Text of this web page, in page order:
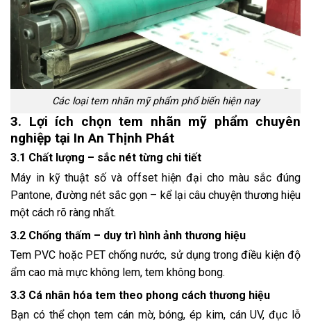
Các loại tem nhãn mỹ phẩm phổ biến hiện nay
3. Lợi ích chọn tem nhãn mỹ phẩm chuyên
nghiệp tại In An Thịnh Phát
3.1 Chất lượng – sắc nét từng chi tiết
Máy in kỹ thuật số và offset hiện đại cho màu sắc đúng
Pantone, đường nét sắc gọn – kể lại câu chuyện thương hiệu
một cách rõ ràng nhất.
3.2 Chống thấm – duy trì hình ảnh thương hiệu
Tem PVC hoặc PET chống nước, sử dụng trong điều kiện độ
ẩm cao mà mực không lem, tem không bong.
3.3 Cá nhân hóa tem theo phong cách thương hiệu
Bạn có thể chọn tem cán mờ, bóng, ép kim, cán UV, đục lỗ